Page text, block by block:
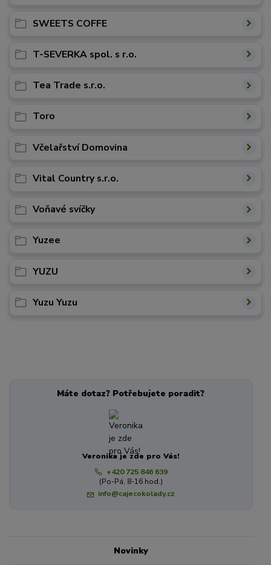
SWEETS COFFE
T-SEVERKA spol. s r.o.
Tea Trade s.r.o.
Toro
Včelařství Domovina
Vital Country s.r.o.
Voňavé svíčky
Yuzee
YUZU
Yuzu Yuzu
Máte dotaz? Potřebujete poradit?
Veronika je zde pro Vás!
+420 725 846 639
(Po-Pá, 8-16 hod.)
info@cajecokolady.cz
Novinky